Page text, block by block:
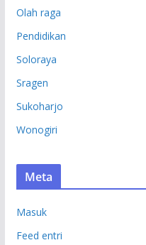
Olah raga
Pendidikan
Soloraya
Sragen
Sukoharjo
Wonogiri
Meta
Masuk
Feed entri